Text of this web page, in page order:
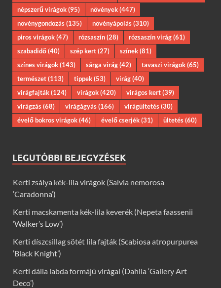
népszerű virágok(95) növények(447)
növénygondozás(135) növényápolás(310)
piros virágok(47) rózsaszín(28) rózsaszín virág(61)
szabadidő(40) szép kert(27) színek(81)
színes virágok(143) sárga virág(42) tavaszi virágok(65)
természet(113) tippek(53) virág(40)
virágfajták(124) virágok(420) virágos kert(39)
virágzás(68) virágágyás(166) virágültetés(30)
évelő bokros virágok(46) évelő cserjék(31) ültetés(60)
LEGUTÓBBI BEJEGYZÉSEK
Kerti zsálya kék-lila virágok (Salvia nemorosa
‘Caradonna’)
Kerti macskamenta kék-lila keverék (Nepeta faassenii
‘Walker’s Low’)
Kerti díszcsillag sötét lila fajták (Scabiosa atropurpurea
‘Black Knight’)
Kerti dália labda formájú virágai (Dahlia ‘Gallery Art
Deco’)